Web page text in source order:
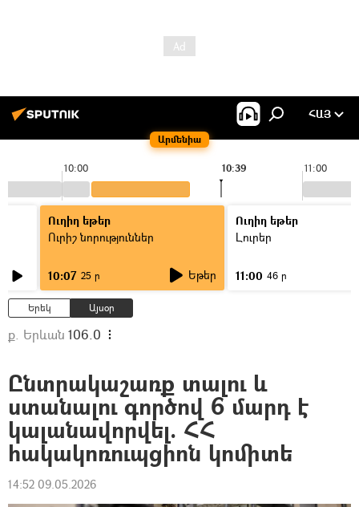
Արմենիա
ՀԱՅ
10:00 11:00
10:39
Ուղիղ եթեր
Ուրիշ նորություններ
10:07 25 ր Եթեր
Ուղիղ եթեր
Լուրեր
11:00 46 ր
Երեկ Այսօր
ք. Երևան 106.0
Ընտրակաշառք տալու և
ստանալու գործով 6 մարդ է
կալանավորվել. ՀՀ
հակակոռուպցիոն կոմիտե
14:52 09.05.2026